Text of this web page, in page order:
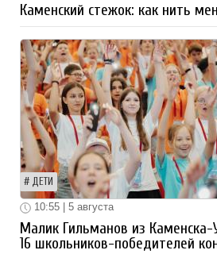
Каменский стежок: как нить
ДЕТИ
10:55 | 5 августа
Малик Гильманов из Каменска-
16 школьников-победителей